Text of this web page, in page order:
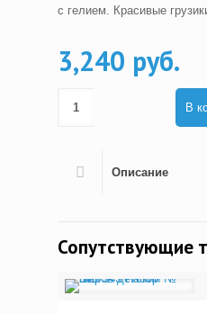
с гелием. Красивые
3,240 руб.
В
Описание
Сопутствующие